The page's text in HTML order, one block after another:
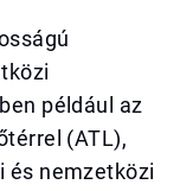
például az
(ATL),
és nemzetközi